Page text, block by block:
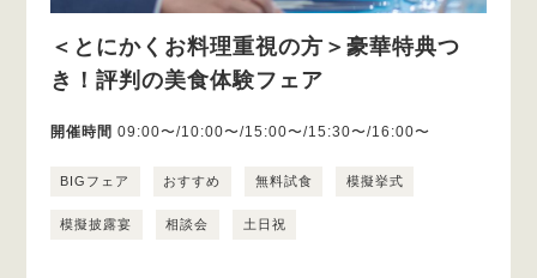
＜とにかくお料理重視の方＞豪華特典つ
き！評判の美食体験フェア
開催時間 09:00〜/10:00〜/15:00〜/15:30〜/16:00〜
BIGフェア おすすめ 無料試食 模擬挙式
模擬披露宴 相談会 土日祝